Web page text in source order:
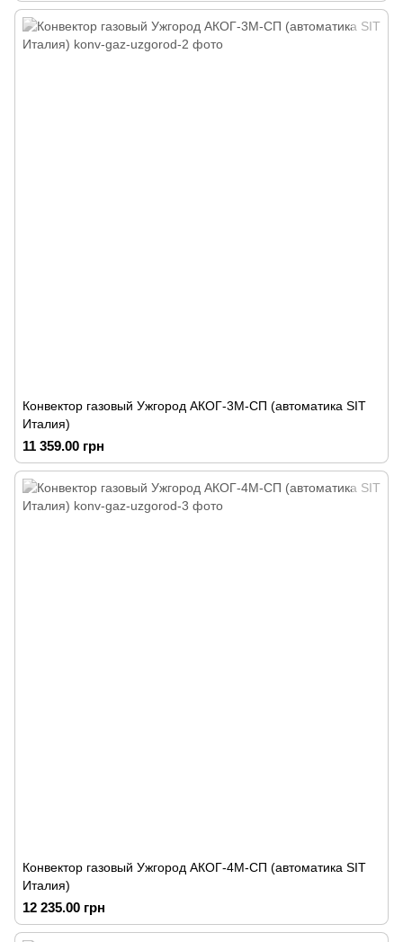
Конвектор газовый Ужгород АКОГ-3М-СП (автоматика SIT
Италия)
11 359.00 грн
Конвектор газовый Ужгород АКОГ-4М-СП (автоматика SIT
Италия)
12 235.00 грн